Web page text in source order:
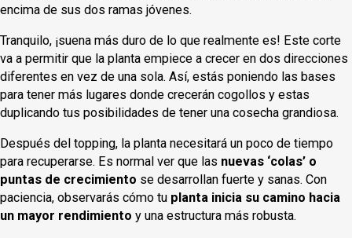
encima de sus dos ramas jóvenes.
Tranquilo, ¡suena más duro de lo que realmente es! Este corte
va a permitir que la planta empiece a crecer en dos direcciones
diferentes en vez de una sola. Así, estás poniendo las bases
para tener más lugares donde crecerán cogollos y estas
duplicando tus posibilidades de tener una cosecha grandiosa.
Después del topping, la planta necesitará un poco de tiempo
para recuperarse. Es normal ver que las nuevas ‘colas’ o
puntas de crecimiento se desarrollan fuerte y sanas. Con
paciencia, observarás cómo tu planta inicia su camino hacia
un mayor rendimiento y una estructura más robusta.